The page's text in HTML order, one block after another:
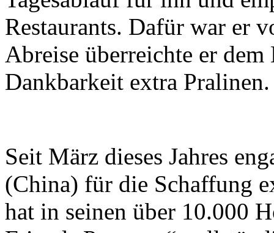
Restaurants. Dafür war er
Abreise überreichte er
Dankbarkeit extra Pralinen.
Seit März dieses Jahres
(China) für die Schaffung
hat in seinen über 10.000